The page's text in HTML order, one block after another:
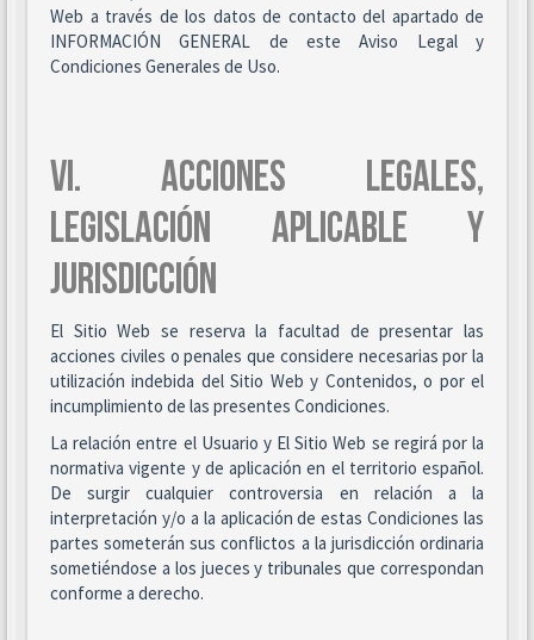
Web a través de los datos de contacto del apartado de
INFORMACIÓN GENERAL de este Aviso Legal y
Condiciones Generales de Uso.
VI. ACCIONES LEGALES,
LEGISLACIÓN APLICABLE Y
JURISDICCIÓN
El Sitio Web se reserva la facultad de presentar las
acciones civiles o penales que considere necesarias por la
utilización indebida del Sitio Web y Contenidos, o por el
incumplimiento de las presentes Condiciones.
La relación entre el Usuario y El Sitio Web se regirá por la
normativa vigente y de aplicación en el territorio español.
De surgir cualquier controversia en relación a la
interpretación y/o a la aplicación de estas Condiciones las
partes someterán sus conflictos a la jurisdicción ordinaria
sometiéndose a los jueces y tribunales que correspondan
conforme a derecho.